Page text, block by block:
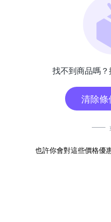
找不到商品嗎？
清除
也許你會對這些價格優